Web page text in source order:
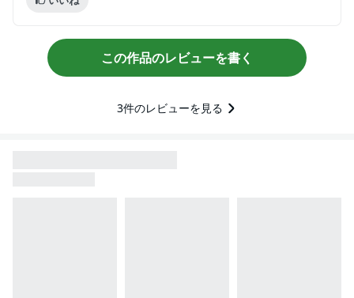
この作品のレビューを書く
3件のレビューを見る